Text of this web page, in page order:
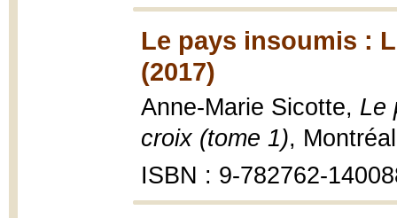
Le pays insoumis :
(2017)
Anne-Marie Sicotte, Le
croix (tome 1),
ISBN : 9-782762-